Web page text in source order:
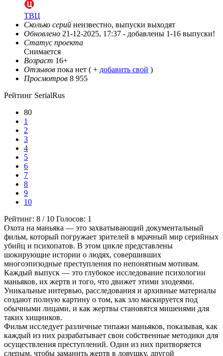
ТВЦ
Сколько серий неизвестно, выпуски выходят
Обновлено 21-12-2025, 17:37 - добавлены 1-16 выпуски!
Статус проекта
Снимается
Возраст 16+
Отзывов пока нет ( + добавить свой )
Просмотров 8 955
Рейтинг SerialRus
80
1
2
3
4
5
6
7
8
9
10
Рейтинг: 8 / 10 Голосов: 1
Охота на маньяка — это захватывающий документальный
фильм, который погружает зрителей в мрачный мир серийных
убийц и психопатов. В этом цикле представлены
шокирующие истории о людях, совершивших
многоэпизодные преступления по непонятным мотивам.
Каждый выпуск — это глубокое исследование психологии
маньяков, их жертв и того, что движет этими злодеями.
Уникальные интервью, расследования и архивные материалы
создают полную картину о том, как зло маскируется под
обычными лицами, и как жертвы становятся мишенями для
таких хищников.
Фильм исследует различные типажи маньяков, показывая, как
каждый из них разрабатывает свои собственные методики для
осуществления преступлений. Один из них притворяется
слепым, чтобы заманить жертв в ловушку, другой